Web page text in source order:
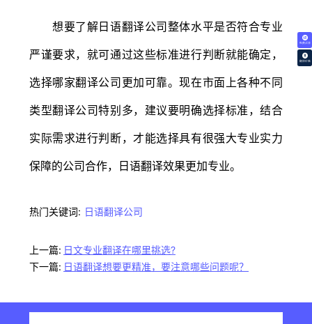
免费试译
翻译价格
想要了解日语翻译公司整体水平是否符合专业
严谨要求，就可通过这些标准进行判断就能确定，
选择哪家翻译公司更加可靠。现在市面上各种不同
类型翻译公司特别多，建议要明确选择标准，结合
实际需求进行判断，才能选择具有很强大专业实力
保障的公司合作，日语翻译效果更加专业。
热门关键词: 日语翻译公司
上一篇: 日文专业翻译在哪里挑选?
下一篇: 日语翻译想要更精准，要注意哪些问题呢？